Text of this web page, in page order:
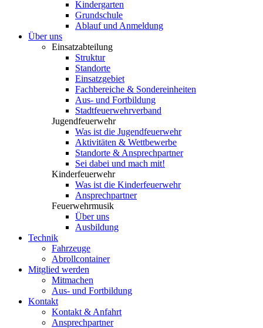
Kindergarten
Grundschule
Ablauf und Anmeldung
Über uns
Einsatzabteilung
Struktur
Standorte
Einsatzgebiet
Fachbereiche & Sondereinheiten
Aus- und Fortbildung
Stadtfeuerwehrverband
Jugendfeuerwehr
Was ist die Jugendfeuerwehr
Aktivitäten & Wettbewerbe
Standorte & Ansprechpartner
Sei dabei und mach mit!
Kinderfeuerwehr
Was ist die Kinderfeuerwehr
Ansprechpartner
Feuerwehrmusik
Über uns
Ausbildung
Technik
Fahrzeuge
Abrollcontainer
Mitglied werden
Mitmachen
Aus- und Fortbildung
Kontakt
Kontakt & Anfahrt
Ansprechpartner